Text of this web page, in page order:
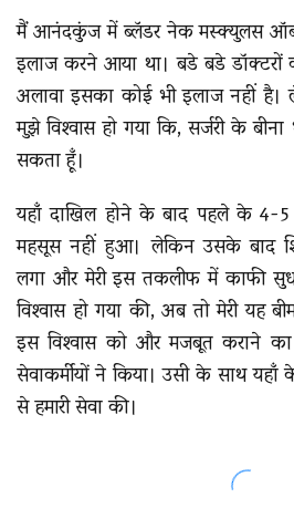
मैं आनंदकुंज में ब्लॅडर नेक मस्क्युलस
इलाज करने आया था। बडे बडे डॉक्टरों
अलावा इसका कोई भी इलाज नहीं
मुझे विश्‍वास हो गया कि, सर्जरी के
सकता हूँ।
यहाँ दाखिल होने के बाद पहले के
महसूस नहीं हुआ। लेकिन उसके बाद
लगा और मेरी इस तकलीफ में काफी
विश्‍वास हो गया की, अब तो मेरी यह
इस विश्‍वास को और मजबूत कराने
सेवाकर्मीयों ने किया। उसी के साथ यहाँ
से हमारी सेवा की।